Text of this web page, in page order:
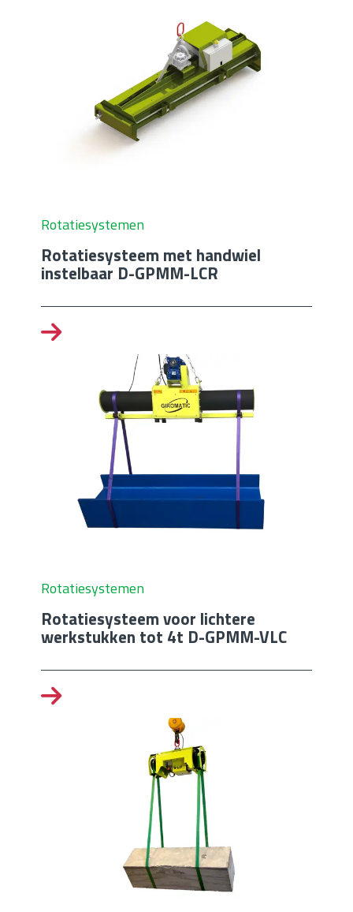
Rotatiesystemen
Rotatiesysteem met handwiel
instelbaar D-GPMM-LCR
Rotatiesystemen
Rotatiesysteem voor lichtere
werkstukken tot 4t D-GPMM-VLC